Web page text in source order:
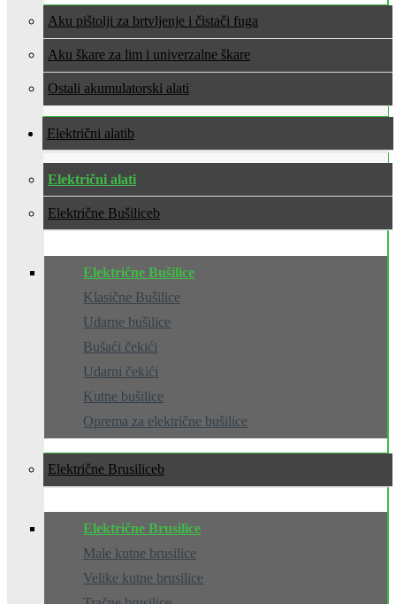
Aku pištolji za brtvljenje i čistači fuga
Aku škare za lim i univerzalne škare
Ostali akumulatorski alati
Električni alati
Električni alati
Električne Bušilice
Električne Bušilice
Klasične Bušilice
Udarne bušilice
Bušaći čekići
Udarni čekići
Kutne bušilice
Oprema za električne bušilice
Električne Brusilice
Električne Brusilice
Male kutne brusilice
Velike kutne brusilice